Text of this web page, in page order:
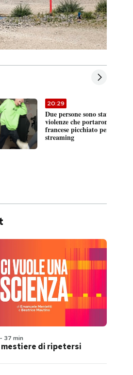
20:29
Due persone sono state
violenze che portarono alla
francese picchiato per giorni
streaming
- 37 min
di ripetersi